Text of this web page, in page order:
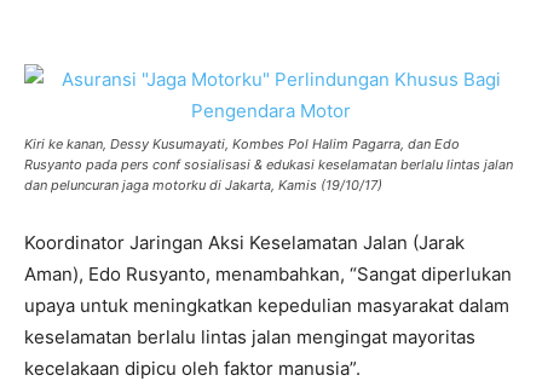
Kiri ke kanan, Dessy Kusumayati, Kombes Pol Halim Pagarra, dan Edo
Rusyanto pada pers conf sosialisasi & edukasi keselamatan berlalu lintas jalan
dan peluncuran jaga motorku di Jakarta, Kamis (19/10/17)
Koordinator Jaringan Aksi Keselamatan Jalan (Jarak
Aman), Edo Rusyanto, menambahkan, “Sangat diperlukan
upaya untuk meningkatkan kepedulian masyarakat dalam
keselamatan berlalu lintas jalan mengingat mayoritas
kecelakaan dipicu oleh faktor manusia”.